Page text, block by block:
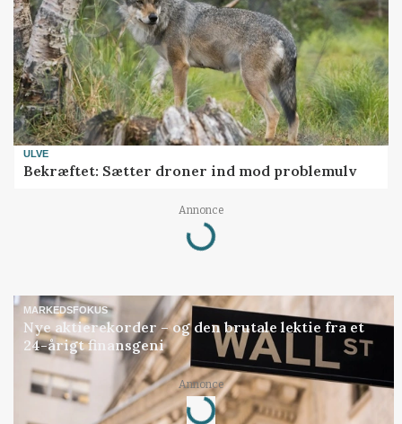
ULVE
Bekræftet: Sætter droner ind mod problemulv
Annonce
Loading...
MARKEDSFOKUS
Nye aktierekorder – og den brutale lektie fra et
24-årigt finansgeni
Annonce
Loading...